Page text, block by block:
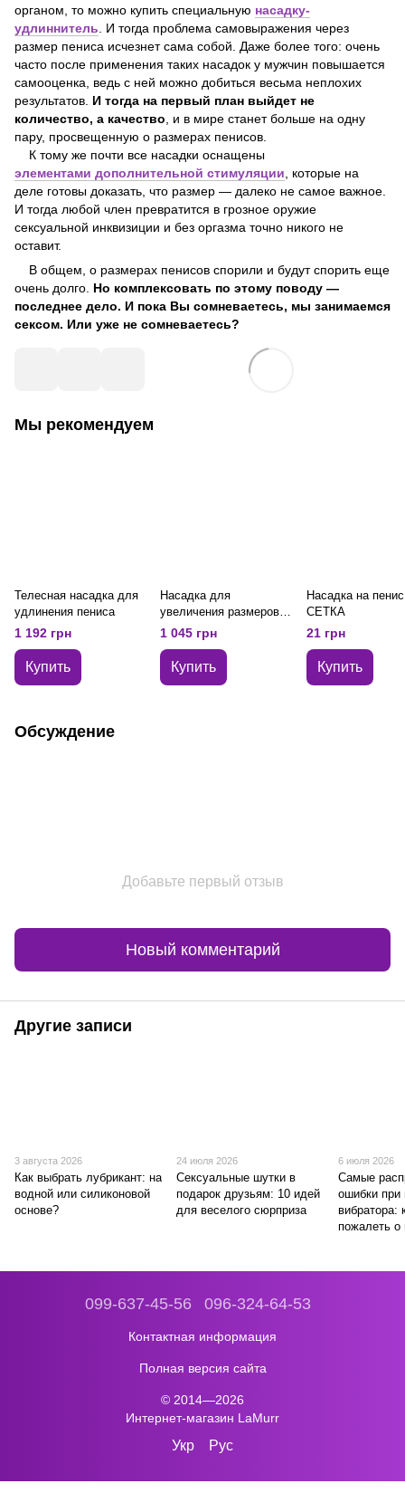
органом, то можно купить специальную насадку-
удлиннитель . И тогда проблема самовыражения через
размер пениса исчезнет сама собой. Даже более того: очень
часто после применения таких насадок у мужчин повышается
самооценка, ведь с ней можно добиться весьма неплохих
результатов. И тогда на первый план выйдет не
количество, а качество , и в мире станет больше на одну
пару, просвещенную о размерах пенисов.
К тому же почти все насадки оснащены
элементами дополнительной стимуляции , которые на
деле готовы доказать, что размер — далеко не самое важное.
И тогда любой член превратится в грозное оружие
сексуальной инквизиции и без оргазма точно никого не
оставит.
В общем, о размерах пенисов спорили и будут спорить еще
очень долго. Но комплексовать по этому поводу —
последнее дело. И пока Вы сомневаетесь, мы занимаемся
сексом. Или уже не сомневаетесь?
Мы рекомендуем
Телесная насадка для
удлинения пениса
1 192 грн
Купить
Насадка для
увеличения размеров
пениса ОЛИМП
1 045 грн
Купить
Насадка на пенис
СЕТКА
21 грн
Купить
Обсуждение
Добавьте первый отзыв
Новый комментарий
Другие записи
3 августа 2026
Как выбрать лубрикант: на
водной или силиконовой
основе?
24 июля 2026
Сексуальные шутки в
подарок друзьям: 10 идей
для веселого сюрприза
6 июля 2026
Самые
ошибки при
вибратора:
пожалеть о
099-637-45-56 096-324-64-53
Контактная информация
Полная версия сайта
© 2014—2026
Интернет-магазин LaMurr
Укр Рус